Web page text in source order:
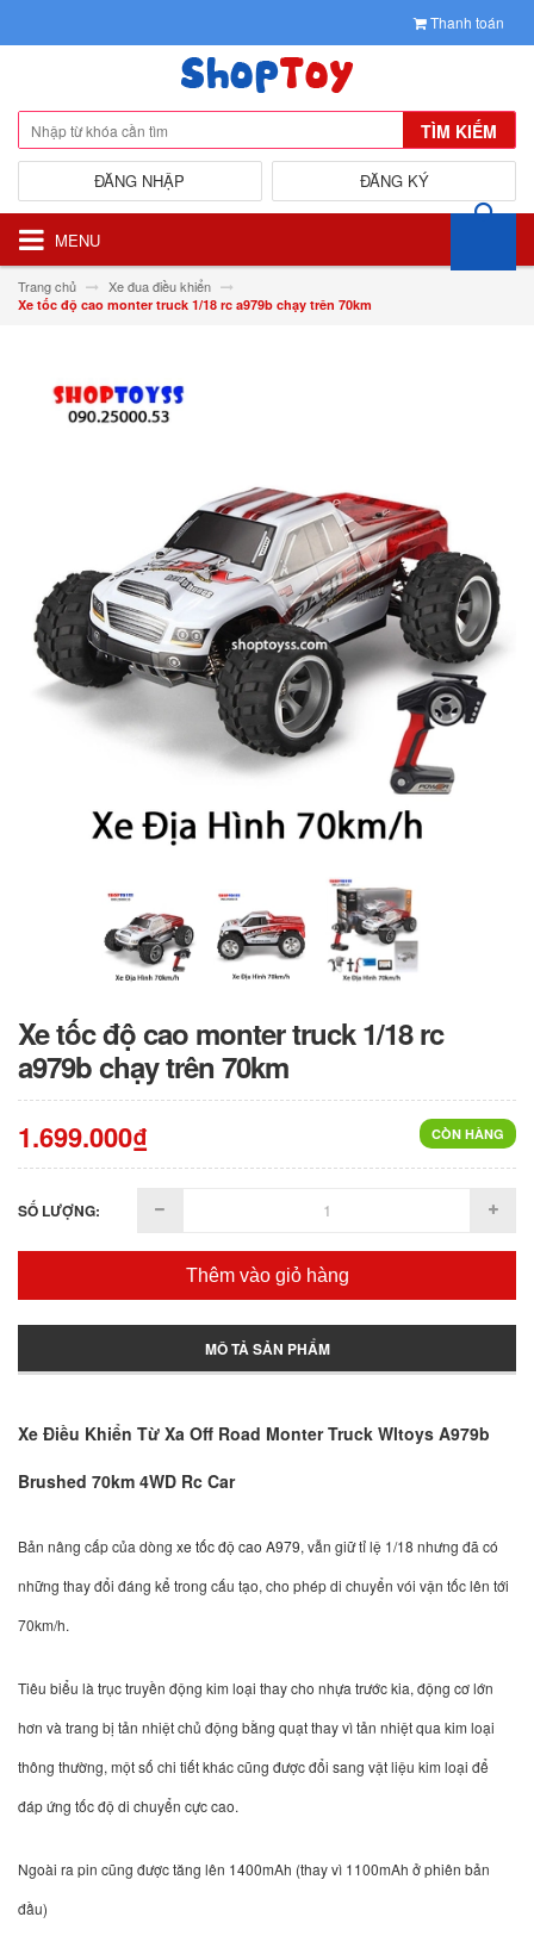
Thanh toán
TÌM KIẾM
ĐĂNG KÝ
ĐĂNG NHẬP
MENU
Trang chủ Xe đua điều khiển
Xe tốc độ cao monter truck 1/18 rc a979b chạy trên 70km
Xe tốc độ cao monter truck 1/18 rc
a979b chạy trên 70km
CÒN HÀNG
1.699.000₫
SỐ LƯỢNG:
Thêm vào giỏ hàng
MÔ TẢ SẢN PHẨM
Xe Điều Khiển Từ Xa Off Road Monter Truck Wltoys A979b
Brushed 70km 4WD Rc Car
Bản nâng cấp của dòng xe tốc độ cao A979, vẫn giữ tỉ lệ 1/18 nhưng đã có
những thay đổi đáng kể trong cấu tạo, cho phép di chuyển vói vận tốc lên tới
70km/h.
Tiêu biểu là trục truyền động kim loại thay cho nhựa trước kia, động cơ lớn
hơn và trang bị tản nhiệt chủ động bằng quạt thay vì tản nhiệt qua kim loại
thông thường, một số chi tiết khác cũng được đổi sang vật liệu kim loại để
đáp ứng tốc độ di chuyển cực cao.
Ngoài ra pin cũng được tăng lên 1400mAh (thay vì 1100mAh ở phiên bản
đầu)